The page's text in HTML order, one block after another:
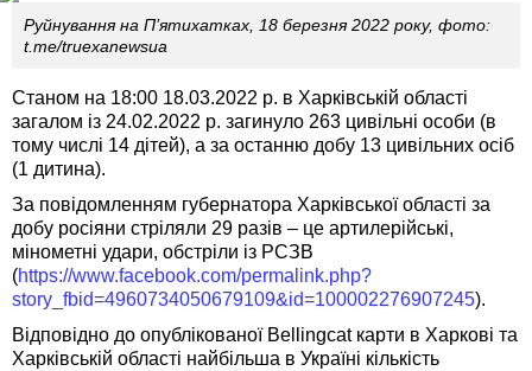
Руйнування на П’ятихатках, 18 березня 2022 року, фото:
t.me/truexanewsua
Станом на 18:00 18.03.2022 р. в Харківській області
загалом із 24.02.2022 р. загинуло 263 цивільні особи (в
тому числі 14 дітей), а за останню добу 13 цивільних осіб
(1 дитина).
За повідомленням губернатора Харківської області за
добу росіяни стріляли 29 разів – це артилерійські,
мінометні удари, обстріли із РСЗВ
(https://www.facebook.com/permalink.php?
story_fbid=4960734050679109&id=100002276907245).
Відповідно до опублікованої Bellingcat карти в Харкові та
Харківській області найбільша в Україні кількість